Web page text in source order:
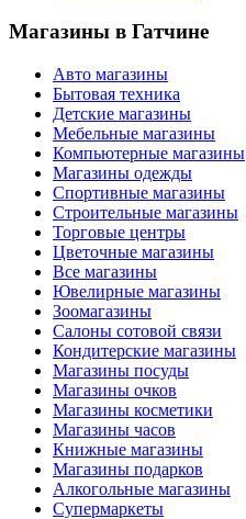
Магазины в Гатчине
Авто магазины
Бытовая техника
Детские магазины
Мебельные магазины
Компьютерные магазины
Магазины одежды
Спортивные магазины
Строительные магазины
Торговые центры
Цветочные магазины
Все магазины
Ювелирные магазины
Зоомагазины
Салоны сотовой связи
Кондитерские магазины
Магазины посуды
Магазины очков
Магазины косметики
Магазины часов
Книжные магазины
Магазины подарков
Алкогольные магазины
Супермаркеты